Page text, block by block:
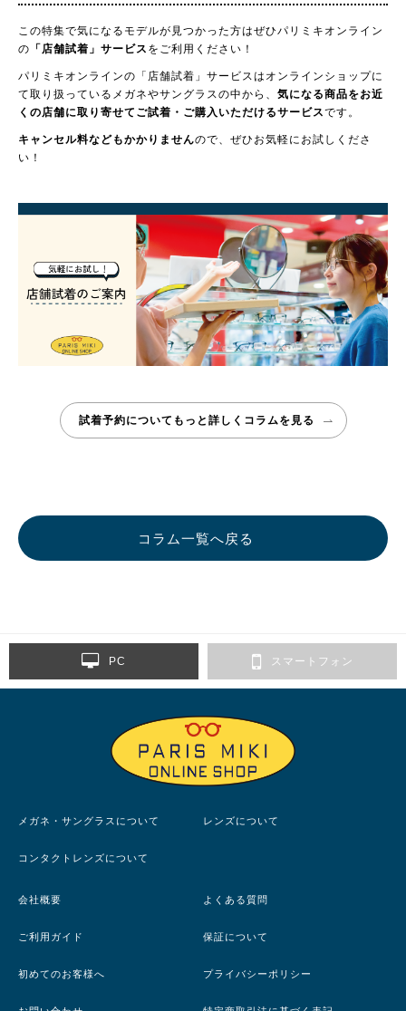
この特集で気になるモデルが見つかった方はぜひパリミキオンライン
の 「店舗試着」サービス をご利用ください！
パリミキオンラインの「店舗試着」サービスはオンラインショップに
て取り扱っているメガネやサングラスの中から、 気になる商品をお近
くの店舗に取り寄せてご試着・ご購入いただけるサービスです。
キャンセル料などもかかりませんので、ぜひお気軽にお試しくださ
い！
試着予約についてもっと詳しく コラムを見る
コラム一覧へ戻る
PC スマートフォン
メガネ・サングラスについて レンズについて
コンタクトレンズについて
会社概要 よくある質問
ご利用ガイド 保証について
初めてのお客様へ プライバシーポリシー